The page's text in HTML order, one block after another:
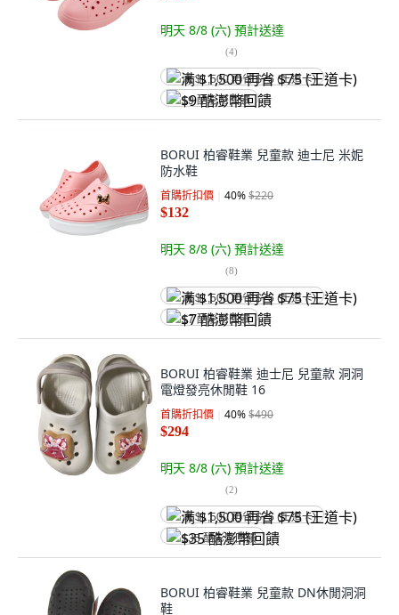
明天 8/8 (六) 預計送達
(4)
满 $1,500 再省 $75 (王道卡)
$9 酷澎幣回饋
BORUI 柏睿鞋業 兒童款 迪士尼 米妮
防水鞋
首購折扣價 40%$220
$132
明天 8/8 (六) 預計送達
(8)
满 $1,500 再省 $75 (王道卡)
$7 酷澎幣回饋
BORUI 柏睿鞋業 迪士尼 兒童款 洞洞
電燈發亮休閒鞋 16
首購折扣價 40%$490
$294
明天 8/8 (六) 預計送達
(2)
满 $1,500 再省 $75 (王道卡)
$35 酷澎幣回饋
BORUI 柏睿鞋業 兒童款 DN休閒洞洞
鞋